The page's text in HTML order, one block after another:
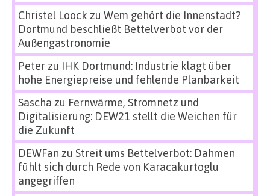
Christel Loock zu Wem gehört die Innenstadt?
Dortmund beschließt Bettelverbot vor der
Außengastronomie
Peterzu IHK Dortmund: Industrie klagt über
hohe Energiepreise und fehlende Planbarkeit
Sascha zu Fernwärme, Stromnetz und
Digitalisierung: DEW21 stellt die Weichen für
die Zukunft
DEWFan zu Streit ums Bettelverbot: Dahmen
fühlt sich durch Rede von Karacakurtoglu
angegriffen